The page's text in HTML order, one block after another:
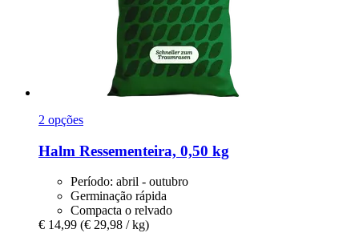
2 opções
Halm Ressementeira, 0,50 kg
Período: abril - outubro
Germinação rápida
Compacta o relvado
€ 14,99 (€ 29,98 / kg)